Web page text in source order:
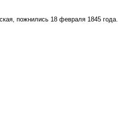
пожнились 18 февраля 1845 года.